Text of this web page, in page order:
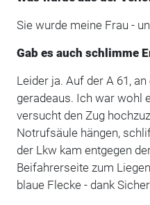
Sie wurde meine Frau -
Gab es auch schlimme
Leider ja. Auf der A 61,
geradeaus. Ich war wohl
versucht den Zug
Notrufsäule hängen,
der Lkw kam entgegen
Beifahrerseite zum
blaue Flecke - dank